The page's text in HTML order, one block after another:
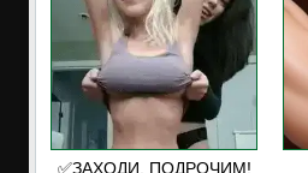
✅ЗАХОДИ, ПОДРОЧИМ!